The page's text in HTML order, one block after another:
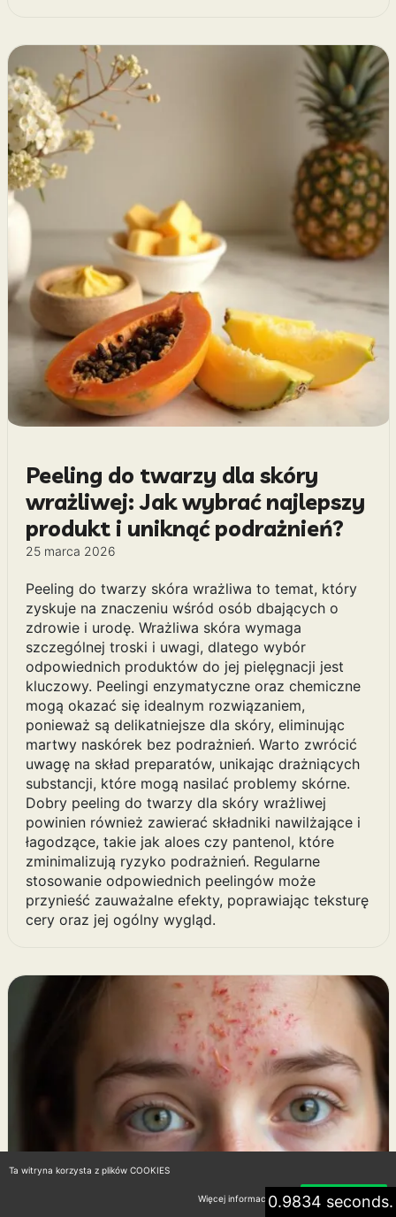
Peeling do twarzy dla skóry
wrażliwej: Jak wybrać najlepszy
produkt i uniknąć podrażnień?
25 marca 2026
Peeling do twarzy skóra wrażliwa to temat, który
zyskuje na znaczeniu wśród osób dbających o
zdrowie i urodę. Wrażliwa skóra wymaga
szczególnej troski i uwagi, dlatego wybór
odpowiednich produktów do jej pielęgnacji jest
kluczowy. Peelingi enzymatyczne oraz chemiczne
mogą okazać się idealnym rozwiązaniem,
ponieważ są delikatniejsze dla skóry, eliminując
martwy naskórek bez podrażnień. Warto zwrócić
uwagę na skład preparatów, unikając drażniących
substancji, które mogą nasilać problemy skórne.
Dobry peeling do twarzy dla skóry wrażliwej
powinien również zawierać składniki nawilżające i
łagodzące, takie jak aloes czy pantenol, które
zminimalizują ryzyko podrażnień. Regularne
stosowanie odpowiednich peelingów może
przynieść zauważalne efekty, poprawiając teksturę
cery oraz jej ogólny wygląd.
0.9834 seconds.
Ta witryna korzysta z plików COOKIES
Więcej informacji Akceptuję